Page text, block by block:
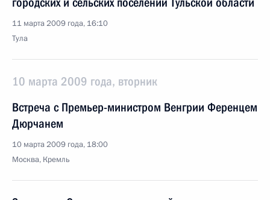
11 марта 2009 года, 16:10
Тула
10 марта 2009 года, вторник
Встреча с Премьер-министром Венгрии Ференцем
Дюрчанем
10 марта 2009 года, 18:00
Москва, Кремль